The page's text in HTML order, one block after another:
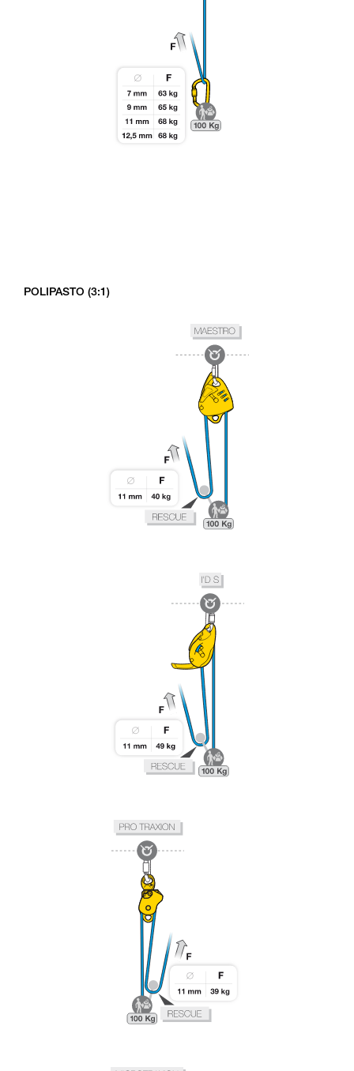
POLIPASTO (3:1)